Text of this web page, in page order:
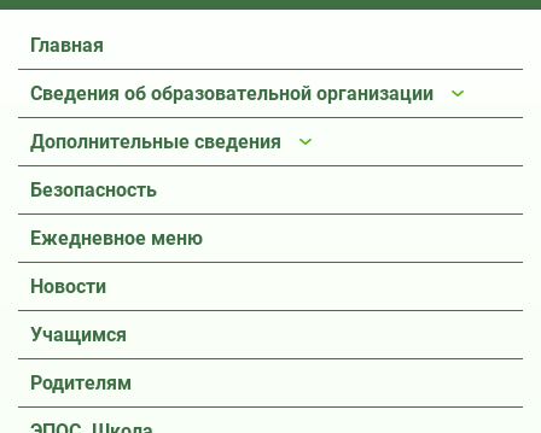
Главная
Сведения об образовательной организации
Дополнительные сведения
Безопасность
Ежедневное меню
Новости
Учащимся
Родителям